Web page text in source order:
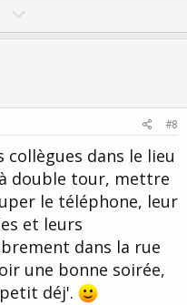
o
v
t
e
#8
dans le lieu
double tour, mettre
le téléphone, leur
et leurs
dans la rue
une bonne soirée,
déj'.